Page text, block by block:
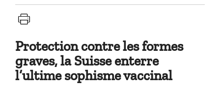
Protection contre les formes
graves, la Suisse enterre
l’ultime sophisme vaccinal